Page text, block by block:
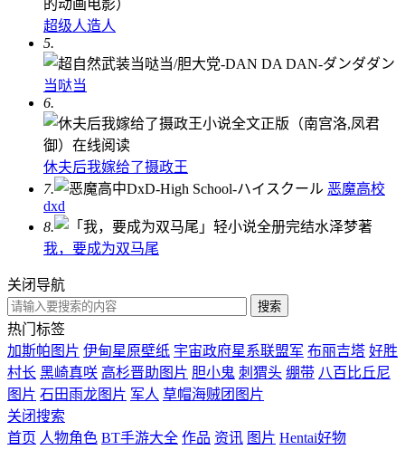
超级人造人
5.
当哒当
6.
休夫后我嫁给了摄政王
7.
恶魔高校
dxd
8.
我，要成为双马尾
关闭导航
热门标签
加斯帕图片 伊甸星原壁纸 宇宙政府星系联盟军 布丽吉塔 好胜
村长 黑崎真咲 高杉晋助图片 胆小鬼 刺猬头 绷带 八百比丘尼
图片 石田雨龙图片 军人 草帽海贼团图片
关闭搜索
首页 人物角色 BT手游大全 作品 资讯 图片 Hentai好物